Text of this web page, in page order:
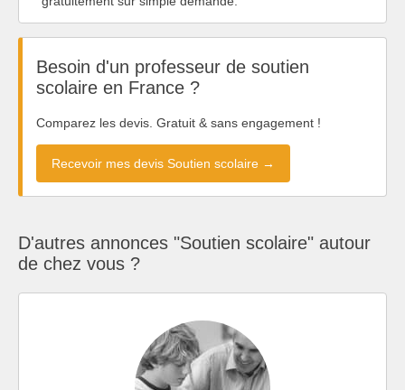
Besoin d'un professeur de soutien
scolaire en France ?
Comparez les devis. Gratuit & sans engagement !
Recevoir mes devis Soutien scolaire →
D'autres annonces "Soutien scolaire" autour
de chez vous ?